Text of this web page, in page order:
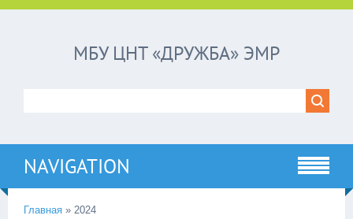
МБУ ЦНТ «ДРУЖБА» ЭМР
NAVIGATION
Главная » 2024